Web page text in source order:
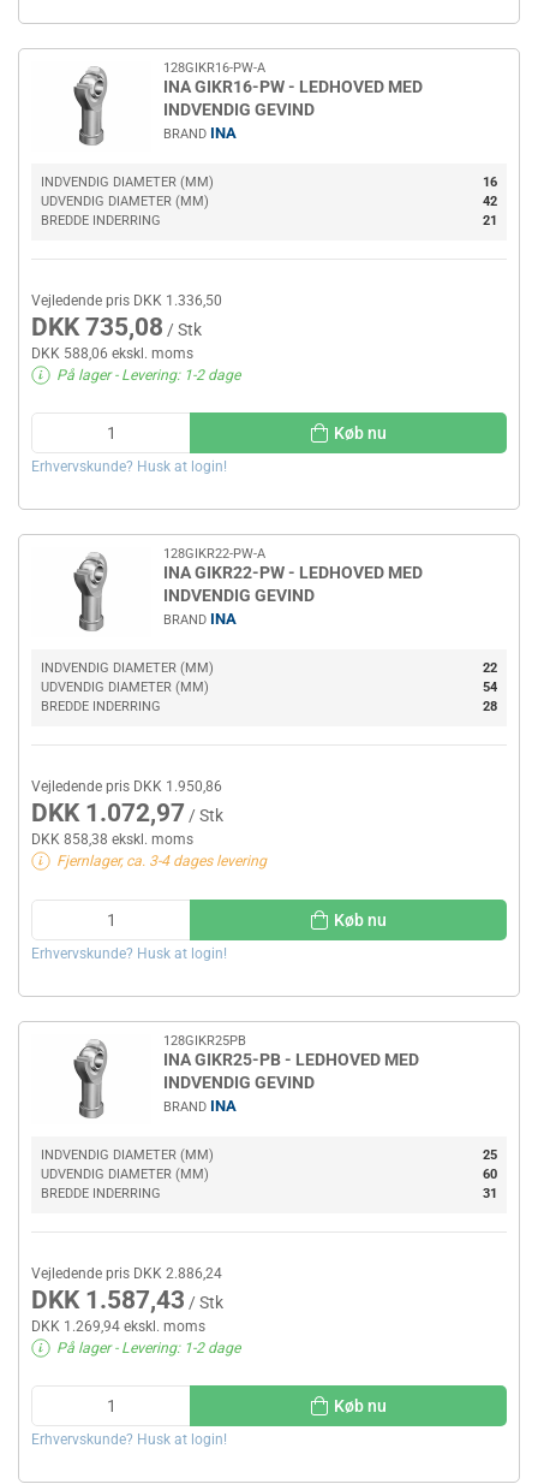
128GIKR16-PW-A
INA GIKR16-PW - LEDHOVED MED
INDVENDIG GEVIND
BRAND INA
INDVENDIG DIAMETER (MM)
16
UDVENDIG DIAMETER (MM)
42
BREDDE INDERRING
21
Vejledende pris DKK 1.336,50
DKK 735,08 / Stk
DKK 588,06 ekskl. moms
På lager- Levering: 1-2 dage
Køb nu
Erhvervskunde? Husk at login!
128GIKR22-PW-A
INA GIKR22-PW - LEDHOVED MED
INDVENDIG GEVIND
BRAND INA
INDVENDIG DIAMETER (MM)
22
UDVENDIG DIAMETER (MM)
54
BREDDE INDERRING
28
Vejledende pris DKK 1.950,86
DKK 1.072,97 / Stk
DKK 858,38 ekskl. moms
Fjernlager, ca. 3-4 dages levering
Køb nu
Erhvervskunde? Husk at login!
128GIKR25PB
INA GIKR25-PB - LEDHOVED MED
INDVENDIG GEVIND
BRAND INA
INDVENDIG DIAMETER (MM)
25
UDVENDIG DIAMETER (MM)
60
BREDDE INDERRING
31
Vejledende pris DKK 2.886,24
DKK 1.587,43 / Stk
DKK 1.269,94 ekskl. moms
På lager- Levering: 1-2 dage
Køb nu
Erhvervskunde? Husk at login!